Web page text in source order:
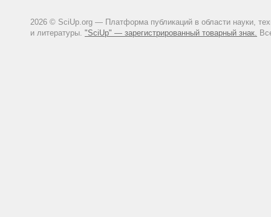
2026 © SciUp.org — Платформа публикаций в области науки,
и литературы. "SciUp" — зарегистрированный товарный знак.